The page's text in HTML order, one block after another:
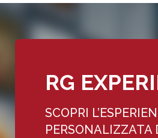
RG
SCOPRI
PERSONALIZZATA